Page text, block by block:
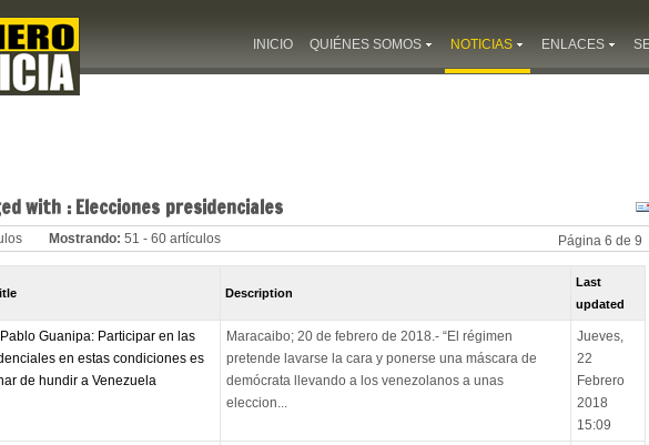
INICIO QUIÉNES SOMOS NOTICIAS ENLACES
with : Elecciones presidenciales
Mostrando: 51 - 60 artículos Página 6 de 9
Description
Last
updated
Guanipa: Participar en las
en estas condiciones es
de hundir a Venezuela
Maracaibo; 20 de febrero de 2018.- “El régimen
pretende lavarse la cara y ponerse una máscara de
demócrata llevando a los venezolanos a unas
eleccion...
Jueves,
22
Febrero
2018
15:09